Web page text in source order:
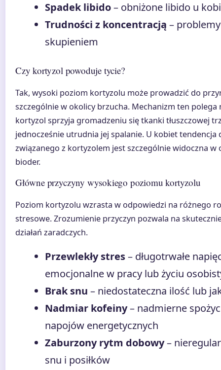
Spadek libido– obniżone libido u
Trudności z koncentracją –
skupieniem
Czy kortyzol powoduje tycie?
Tak, wysoki poziom kortyzolu może prowadzić do
szczególnie w okolicy brzucha. Mechanizm ten polega
kortyzol sprzyja gromadzeniu się tkanki tłuszczowej
jednocześnie utrudnia jej spalanie. U kobiet tendencja
związanego z kortyzolem jest szczególnie widoczna w
bioder.
Główne przyczyny wysokiego poziomu kortyzolu
Poziom kortyzolu wzrasta w odpowiedzi na różnego
stresowe. Zrozumienie przyczyn pozwala na
działań zaradczych.
Przewlekły stres– długotrwałe
emocjonalne w pracy lub życiu
Brak snu – niedostateczna ilość lub
Nadmiar kofeiny– nadmierne
napojów energetycznych
Zaburzony rytm dobowy–
snu i posiłków